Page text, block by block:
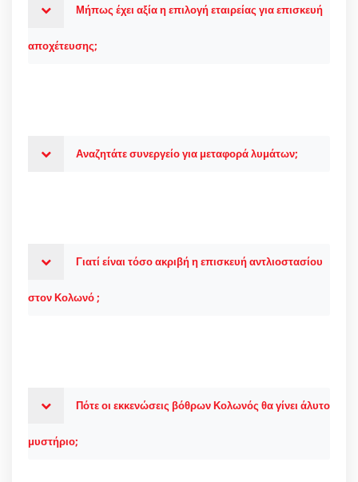
Μήπως έχει αξία η επιλογή εταιρείας για επισκευή
αποχέτευσης;
Αναζητάτε συνεργείο για μεταφορά λυμάτων;
Γιατί είναι τόσο ακριβή η επισκευή αντλιοστασίου
στον Κολωνό ;
Πότε οι εκκενώσεις βόθρων Κολωνός θα γίνει άλυτο
μυστήριο;